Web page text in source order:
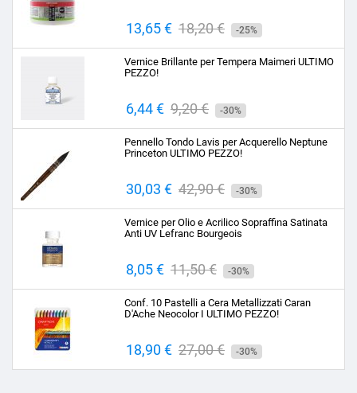
Prezzo
13,65 € Prezzo
base
18,20 € -25%
Vernice Brillante per Tempera Maimeri ULTIMO
PEZZO!
Prezzo
6,44 € Prezzo
base
9,20 € -30%
Pennello Tondo Lavis per Acquerello Neptune
Princeton ULTIMO PEZZO!
Prezzo
30,03 € Prezzo
base
42,90 € -30%
Vernice per Olio e Acrilico Sopraffina Satinata
Anti UV Lefranc Bourgeois
Prezzo
8,05 € Prezzo
base
11,50 € -30%
Conf. 10 Pastelli a Cera Metallizzati Caran
D'Ache Neocolor I ULTIMO PEZZO!
Prezzo
18,90 € Prezzo
base
27,00 € -30%